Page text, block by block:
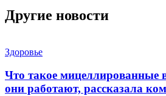
Другие новости
Здоровье
Что такое мицеллированные
они работают, рассказала